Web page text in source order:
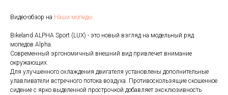
Видео-обзор на Наши мопеды
Bikeland ALPHA Sport (LUX) - это новый взгляд на модельный ряд
мопедов Alpha.
Современный эргономичный внешний вид привлечет внимание
окружающих.
Для улучшенного охлаждения двигателя установлены дополнительные
улавливатели встречного потока воздуха. Противоскользящие скошенное
сидение с ярко выделенной прострочкой добавляет эксклюзивность